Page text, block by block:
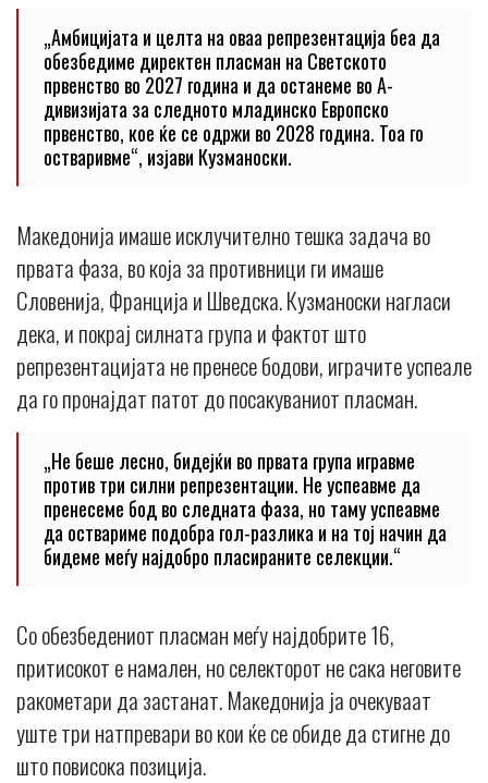
„Амбицијата и целта на оваа репрезентација беа да
обезбедиме директен пласман на Светското
првенство во 2027 година и да останеме во А-
дивизијата за следното младинско Европско
првенство, кое ќе се одржи во 2028 година. Тоа го
остваривме“, изјави Кузманоски.
Македонија имаше исклучително тешка задача во
првата фаза, во која за противници ги имаше
Словенија, Франција и Шведска. Кузманоски нагласи
дека, и покрај силната група и фактот што
репрезентацијата не пренесе бодови, играчите успеале
да го пронајдат патот до посакуваниот пласман.
„Не беше лесно, бидејќи во првата група игравме
против три силни репрезентации. Не успеавме да
пренесеме бод во следната фаза, но таму успеавме
да оствариме подобра гол-разлика и на тој начин да
бидеме меѓу најдобро пласираните селекции.“
Со обезбедениот пласман меѓу најдобрите 16,
притисокот е намален, но селекторот не сака неговите
ракометари да застанат. Македонија ја очекуваат
уште три натпревари во кои ќе се обиде да стигне до
што повисока позиција.